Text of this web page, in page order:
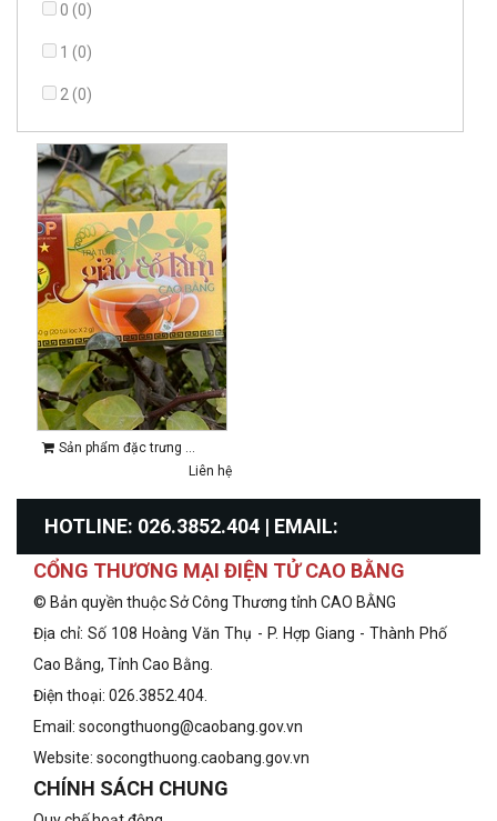
0 (0)
1 (0)
2 (0)
Sản phẩm đặc trưng ...
Liên hệ
HOTLINE: 026.3852.404 | EMAIL:
info@congthuongcaobang.gov.vn
CỔNG THƯƠNG MẠI ĐIỆN TỬ CAO BẰNG
© Bản quyền thuộc Sở Công Thương tỉnh CAO BẰNG
Địa chỉ: Số 108 Hoàng Văn Thụ - P. Hợp Giang - Thành Phố
Cao Bằng, Tỉnh Cao Bằng.
Điện thoại: 026.3852.404.
Email: socongthuong@caobang.gov.vn
Website: socongthuong.caobang.gov.vn
CHÍNH SÁCH CHUNG